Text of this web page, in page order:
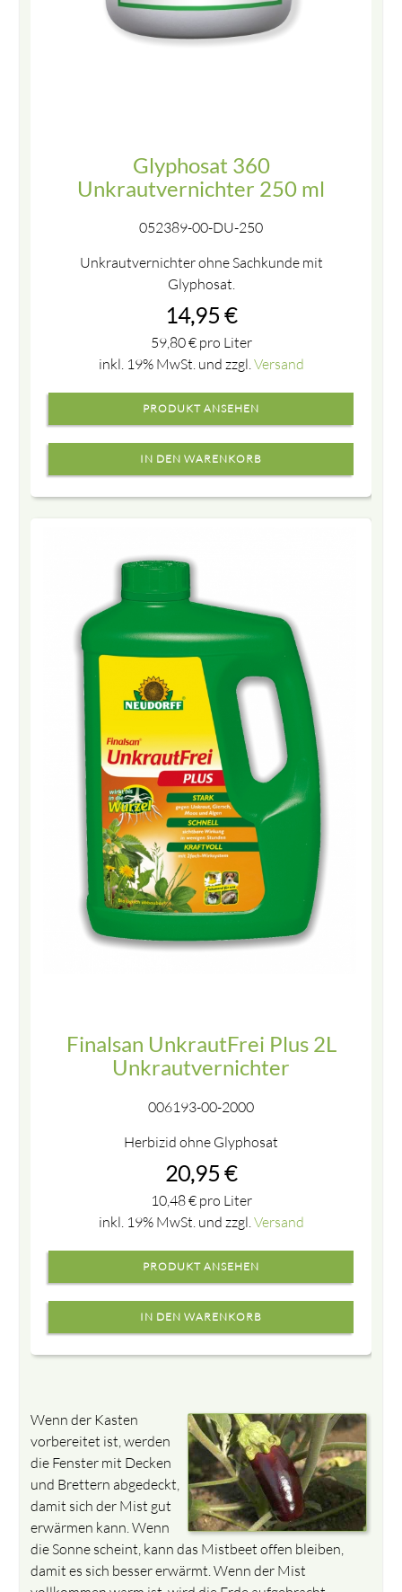
Glyphosat 360
Unkrautvernichter 250 ml
052389-00-DU-250
Unkrautvernichter ohne Sachkunde mit
Glyphosat.
14,95 €
59,80€pro Liter
inkl. 19% MwSt. und zzgl.Versand
PRODUKT ANSEHEN
Finalsan UnkrautFrei Plus 2L
Unkrautvernichter
006193-00-2000
Herbizid ohne Glyphosat
20,95 €
10,48€pro Liter
inkl. 19% MwSt. und zzgl. Versand
PRODUKT ANSEHEN
Wenn der Kasten
vorbereitet ist, werden
die Fenster mit Decken
und Brettern abgedeckt,
damit sich der Mist gut
erwärmen kann. Wenn
die Sonne scheint, kann das Mistbeet offen bleiben,
damit es sich besser erwärmt. Wenn der Mist